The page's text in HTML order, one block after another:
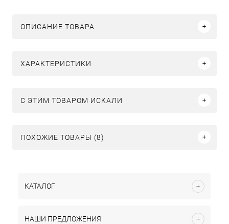
ОПИСАНИЕ ТОВАРА
ХАРАКТЕРИСТИКИ
C ЭТИМ ТОВАРОМ ИСКАЛИ
ПОХОЖИЕ ТОВАРЫ (8)
КАТАЛОГ
НАШИ ПРЕДЛОЖЕНИЯ